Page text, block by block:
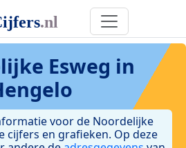
Esweg in
voor de Noordelijke
cijfers en grafieken. Op deze